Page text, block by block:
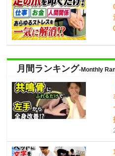
月間ランキング-Monthly